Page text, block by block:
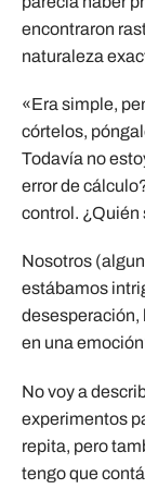
encontraron
naturaleza
«Era simple,
córtelos,
Todavía no
error de
control. ¿Quién
Nosotros
estábamos
desesperación,
en una
No voy a
experimentos
repita, pero
tengo que